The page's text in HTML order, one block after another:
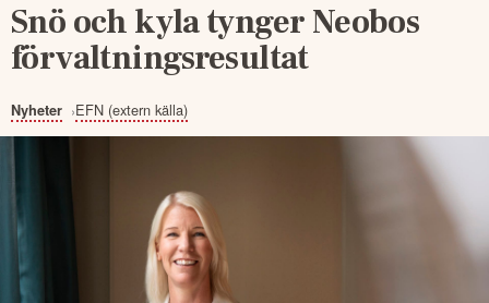
Snö och kyla tynger Neobos
förvaltningsresultat
Nyheter EFN (extern källa)